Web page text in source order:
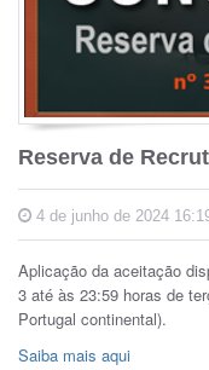
Reserva de
4 de junho de 2024
Aplicação da aceitação
3 até às 23:59 horas de
Portugal continental).
Saiba mais aqui